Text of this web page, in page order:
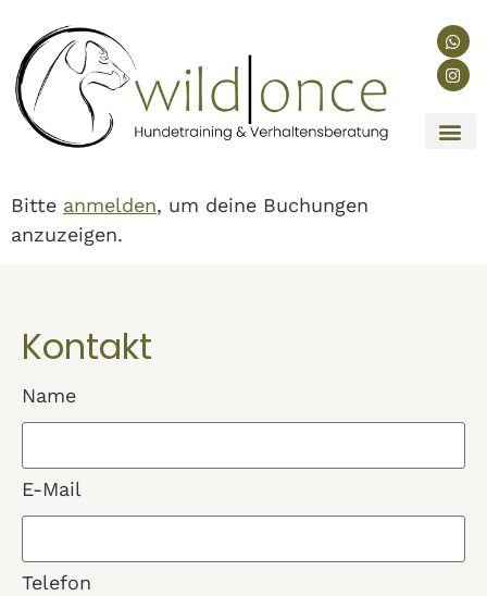
Bitte anmelden, um deine Buchungen
anzuzeigen.
Kontakt
Name
E-Mail
Telefon